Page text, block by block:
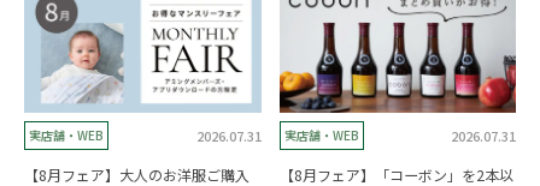
実店舗・WEB 2026.07.31
【8月フェア】大人のお洋服ご購入
実店舗・WEB 2026.07.31
【8月フェア】「コーボン」を2本以